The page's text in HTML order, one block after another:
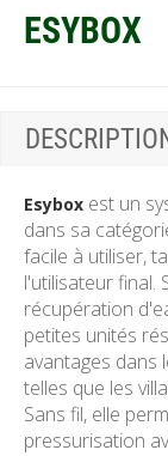
ESYBOX
Esybox est un
dans sa
facile à utiliser,
l'utilisateur final.
récupération
petites unités
avantages dans
telles que les
Sans fil, elle
pressurisation